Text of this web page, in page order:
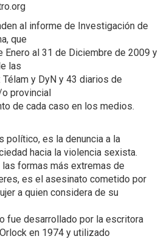
al informe de Investigación de
que
Enero al 31 de Diciembre de 2009 y
las
y DyN y 43 diarios de
provincial
de cada caso en los medios.
político, es la denuncia a la
hacia la violencia sexista.
formas más extremas de
es el asesinato cometido por
a quien considera de su
fue desarrollado por la escritora
en 1974 y utilizado